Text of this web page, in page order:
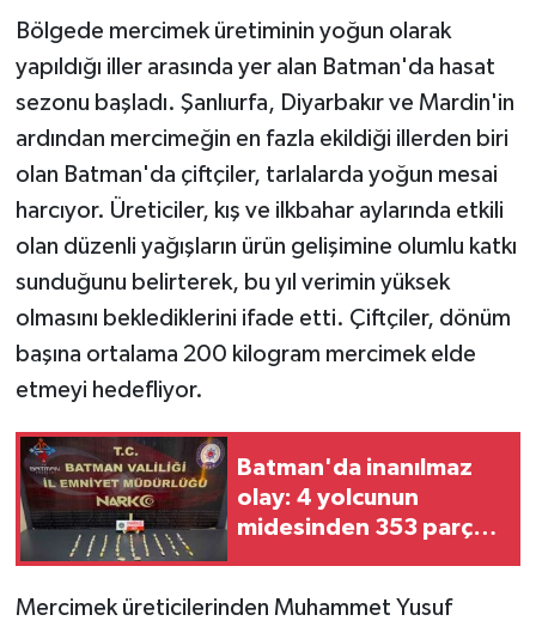
Bölgede mercimek üretiminin yoğun olarak
yapıldığı iller arasında yer alan Batman'da hasat
sezonu başladı. Şanlıurfa, Diyarbakır ve Mardin'in
ardından mercimeğin en fazla ekildiği illerden biri
olan Batman'da çiftçiler, tarlalarda yoğun mesai
harcıyor. Üreticiler, kış ve ilkbahar aylarında etkili
olan düzenli yağışların ürün gelişimine olumlu katkı
sunduğunu belirterek, bu yıl verimin yüksek
olmasını beklediklerini ifade etti. Çiftçiler, dönüm
başına ortalama 200 kilogram mercimek elde
etmeyi hedefliyor.
Batman'da inanılmaz
olay: 4 yolcunun
midesinden 353 parça
Mercimek üreticilerinden Muhammet Yusuf